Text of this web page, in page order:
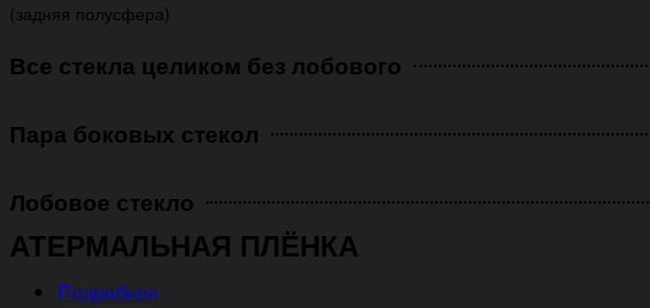
(задняя полусфера)
Все стекла целиком без лобового
Пара боковых стекол
Лобовое стекло
АТЕРМАЛЬНАЯ ПЛЁНКА
Подробнее